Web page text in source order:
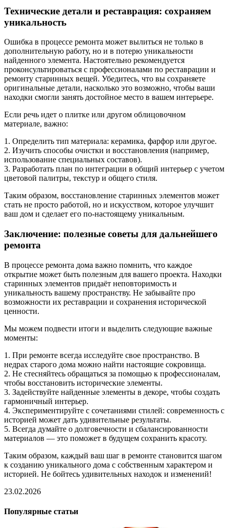
Технические детали и реставрация: сохраняем
уникальность
Ошибка в процессе ремонта может вылиться не только в
дополнительную работу, но и в потерю уникальности
найденного элемента. Настоятельно рекомендуется
проконсультироваться с профессионалами по реставрации и
ремонту старинных вещей. Убедитесь, что вы сохраняете
оригинальные детали, насколько это возможно, чтобы ваши
находки смогли занять достойное место в вашем интерьере.
Если речь идет о плитке или другом облицовочном
материале, важно:
1. Определить тип материала: керамика, фарфор или другое.
2. Изучить способы очистки и восстановления (например,
использование специальных составов).
3. Разработать план по интеграции в общий интерьер с учетом
цветовой палитры, текстур и общего стиля.
Таким образом, восстановление старинных элементов может
стать не просто работой, но и искусством, которое улучшит
ваш дом и сделает его по-настоящему уникальным.
Заключение: полезные советы для дальнейшего
ремонта
В процессе ремонта дома важно помнить, что каждое
открытие может быть полезным для вашего проекта. Находки
старинных элементов придаёт неповторимость и
уникальность вашему пространству. Не забывайте про
возможности их реставрации и сохранения исторической
ценности.
Мы можем подвести итоги и выделить следующие важные
моменты:
1. При ремонте всегда исследуйте свое пространство. В
недрах старого дома можно найти настоящие сокровища.
2. Не стесняйтесь обращаться за помощью к профессионалам,
чтобы восстановить исторические элементы.
3. Задействуйте найденные элементы в декоре, чтобы создать
гармоничный интерьер.
4. Экспериментируйте с сочетаниями стилей: современность с
историей может дать удивительные результаты.
5. Всегда думайте о долговечности и сбалансированности
материалов — это поможет в будущем сохранить красоту.
Таким образом, каждый ваш шаг в ремонте становится шагом
к созданию уникального дома с собственным характером и
историей. Не бойтесь удивительных находок и изменений!
23.02.2026
Популярные статьи